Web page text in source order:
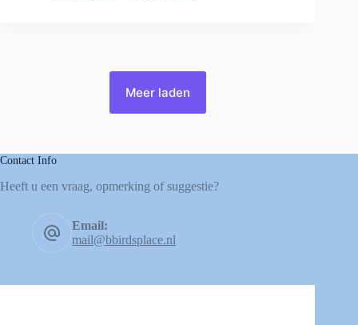
Meer laden
Contact Info
Heeft u een vraag, opmerking of suggestie?
Email:
mail@bbirdsplace.nl